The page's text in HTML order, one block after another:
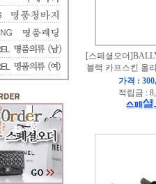
[스페셜오더
블랙 카프스킨 올
가격 :
적립금 :